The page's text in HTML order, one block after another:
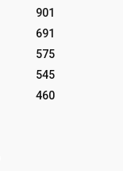
901
691
575
545
460